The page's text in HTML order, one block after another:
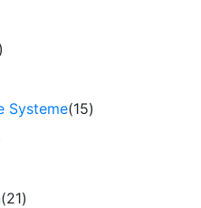
)
Systeme(15)
(21)